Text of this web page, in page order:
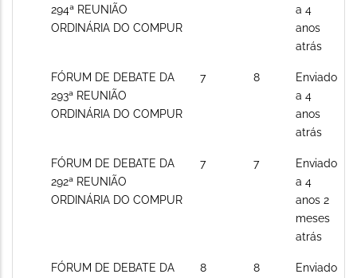
novos
posts
294ª REUNIÃO
ORDINÁRIA DO COMPUR
a 4
anos
atrás
Sem
novos
posts
FÓRUM DE DEBATE DA
293ª REUNIÃO
ORDINÁRIA DO COMPUR
7 8
Enviado
a 4
anos
atrás
Sem
novos
posts
FÓRUM DE DEBATE DA
292ª REUNIÃO
ORDINÁRIA DO COMPUR
7 7
Enviado
a 4
anos 2
meses
atrás
Sem
FÓRUM DE DEBATE DA
8 8
Enviado